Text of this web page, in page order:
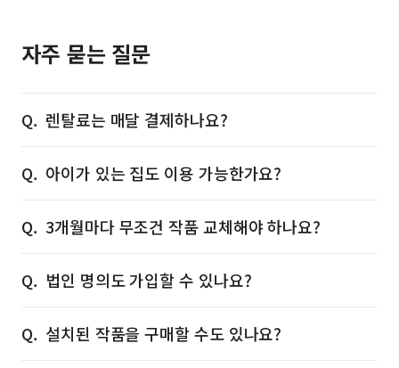
자주 묻는 질문
렌탈료는 매달 결제하나요?
아이가 있는 집도 이용 가능한가요?
3개월마다 무조건 작품 교체해야 하나요?
법인 명의도 가입할 수 있나요?
설치된 작품을 구매할 수도 있나요?